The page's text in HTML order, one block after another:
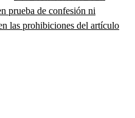
prueba de confesión ni
las prohibiciones del artículo